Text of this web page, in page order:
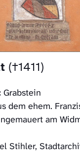
(†1411)
Grabstein
dem ehem.
am
Stihler,